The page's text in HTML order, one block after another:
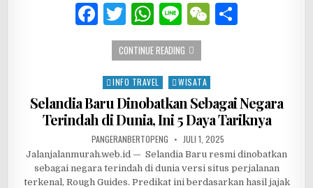
F
a
c
e
b
o
o
k
T
w
it
te
r
W
h
at
s
A
p
p
Li
n
e
W
at
CONTINUE READING TERTARIK MENDAKI GUNUNG
Posted in
INFO TRAVEL WISATA
Selandia Baru Dinobatkan Sebagai Negara
Terindah di Dunia, Ini 5 Daya Tariknya
AUTHOR:
PANGERANBERTOPENG PUBLISHED DATE:
JULI 1, 2025
Jalanjalanmurah.web.id — Selandia Baru resmi dinobatkan
sebagai negara terindah di dunia versi situs perjalanan
terkenal, Rough Guides. Predikat ini berdasarkan hasil jajak